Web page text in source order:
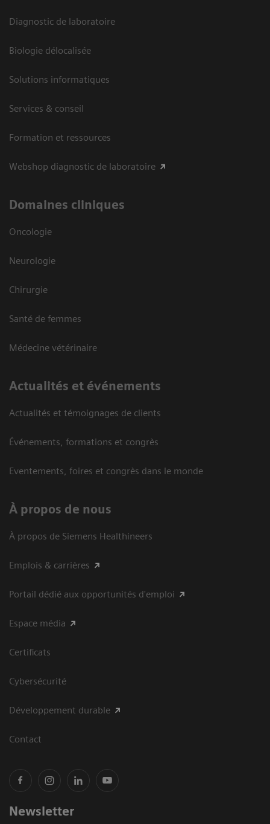
Diagnostic de laboratoire
Biologie délocalisée
Solutions informatiques
Services & conseil
Formation et ressources
Webshop diagnostic de laboratoire
Domaines cliniques
Oncologie
Neurologie
Chirurgie
Santé de femmes
Médecine vétérinaire
Actualités et événements
Actualités et témoignages de clients
Événements, formations et congrès
Eventements, foires et congrès dans le monde
À propos de nous
À propos de Siemens Healthineers
Emplois & carrières
Portail dédié aux opportunités d'emploi
Espace média
Certificats
Cybersécurité
Développement durable
Contact
Newsletter